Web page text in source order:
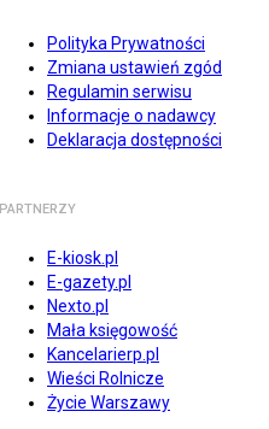
Polityka Prywatności
Zmiana ustawień zgód
Regulamin serwisu
Informacje o nadawcy
Deklaracja dostępności
PARTNERZY
E-kiosk.pl
E-gazety.pl
Nexto.pl
Mała księgowość
Kancelarierp.pl
Wieści Rolnicze
Życie Warszawy